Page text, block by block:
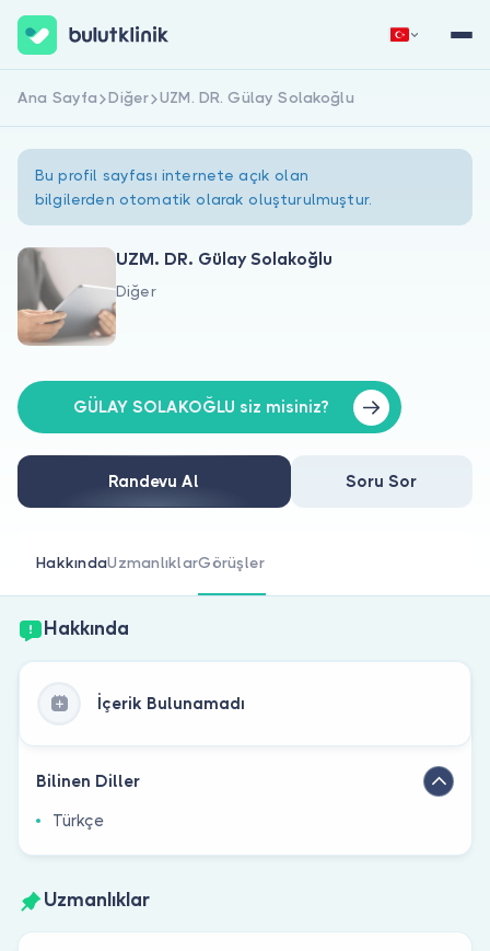
Hakkımızda
Doktorlar için
Doktor musunuz?
Hemen Kaydol Giriş Yap
Ana Sayfa Diğer UZM. DR. Gülay Solakoğlu
Bu profil sayfası internete açık olan
bilgilerden otomatik olarak oluşturulmuştur.
UZM. DR. Gülay Solakoğlu
Diğer
GÜLAY SOLAKOĞLU siz misiniz?
Randevu Al Soru Sor
HakkındaUzmanlıklarGörüşler
Hakkında
İçerik Bulunamadı
Bilinen Diller
Türkçe
Uzmanlıklar